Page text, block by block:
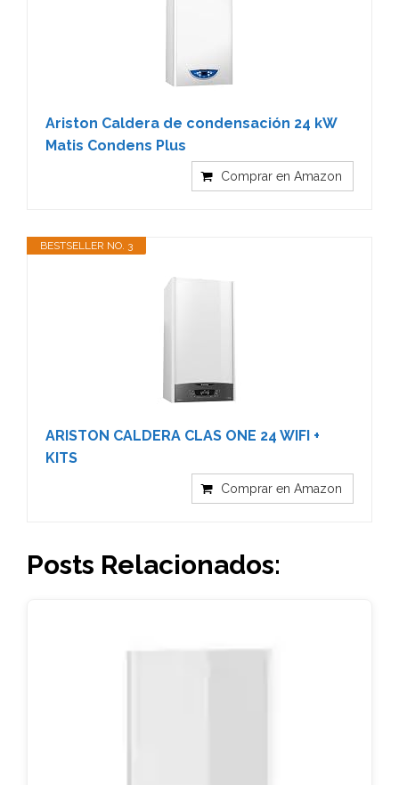
Ariston Caldera de condensación 24 kW
Matis Condens Plus
Comprar en Amazon
BESTSELLER NO. 3
ARISTON CALDERA CLAS ONE 24 WIFI +
KITS
Comprar en Amazon
Posts Relacionados: